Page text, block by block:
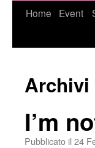
VaiHome Event
Archivi
I’m
Pubblicato il 24